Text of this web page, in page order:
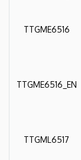
TTGME6516
TTGME6516_EN
TTGML6517